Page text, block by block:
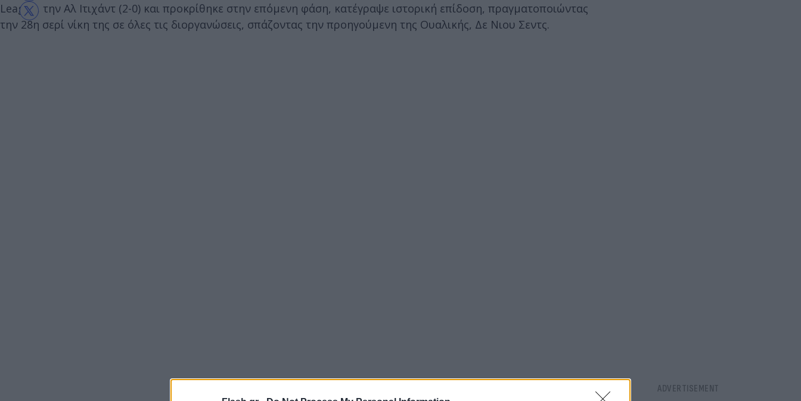
League, την Αλ Ιτιχάντ (2-0) και προκρίθηκε στην επόμενη φάση, κατέγραψε ιστορική επίδοση, πραγματοποιώντας
την 28η σερί νίκη της σε όλες τις διοργανώσεις, σπάζοντας την προηγούμενη της Ουαλικής, Δε Νιου Σεντς.